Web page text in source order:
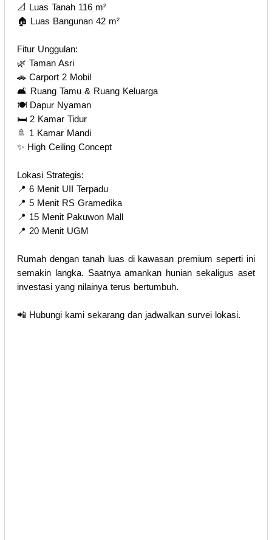
📐 Luas Tanah 116 m²
🏠 Luas Bangunan 42 m²
Fitur Unggulan:
🌿 Taman Asri
🚗 Carport 2 Mobil
🛋️ Ruang Tamu & Ruang Keluarga
🍽️ Dapur Nyaman
🛏️ 2 Kamar Tidur
🚿 1 Kamar Mandi
✨ High Ceiling Concept
Lokasi Strategis:
📍 6 Menit UII Terpadu
📍 5 Menit RS Gramedika
📍 15 Menit Pakuwon Mall
📍 20 Menit UGM
Rumah dengan tanah luas di kawasan premium seperti ini
semakin langka. Saatnya amankan hunian sekaligus aset
investasi yang nilainya terus bertumbuh.
📲 Hubungi kami sekarang dan jadwalkan survei lokasi.